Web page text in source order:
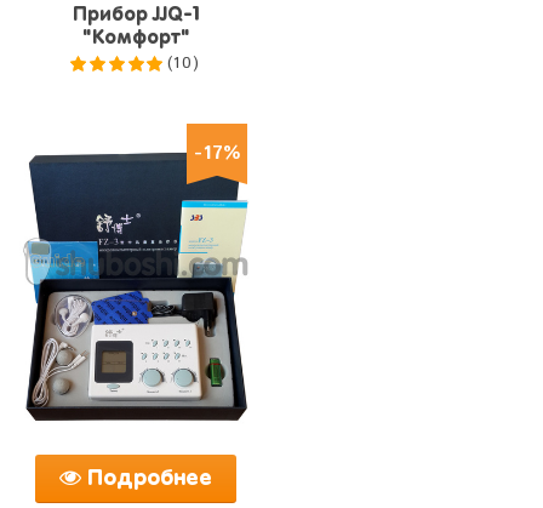
Прибор JJQ-1
"Комфорт"
(10)
-17%
Подробнее